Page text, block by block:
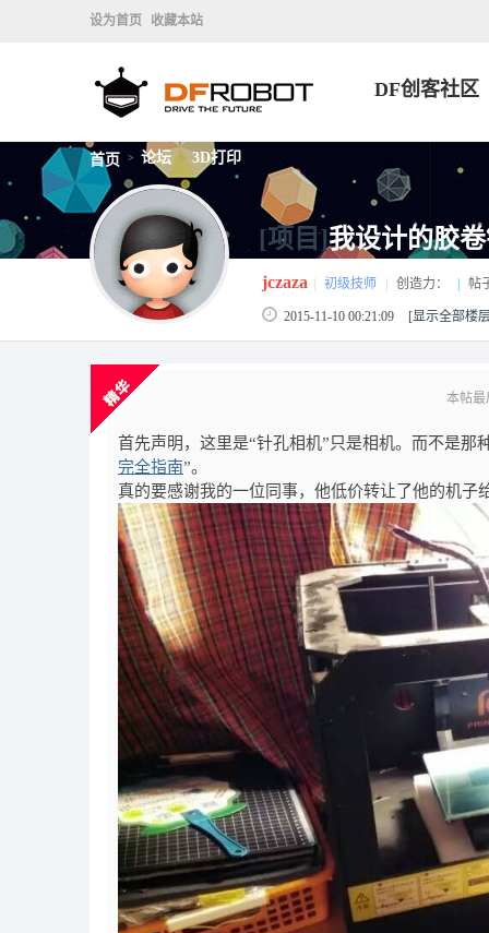
设为首页 收藏本站
DF创客社区
首页 > 论坛 > 3D打印
[项目]我设计的胶
jczaza 初级技师 创造力： 帖
2015-11-10 00:21:09 [显示全部楼
本帖最
首先声明，这里是“针孔相机”只是相机。而不是那
完全指南”。
真的要感谢我的一位同事，他低价转让了他的机子